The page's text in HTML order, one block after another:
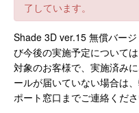
了しています。
Shade 3D ver.15 無償バー
び今後の実施予定について
対象のお客様で、実施済み
ールが届いていない場合は
ポート窓口までご連絡くださ